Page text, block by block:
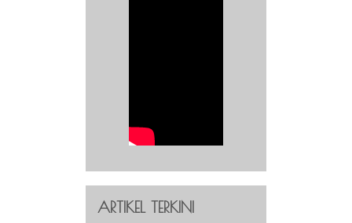
ARTIKEL TERKINI